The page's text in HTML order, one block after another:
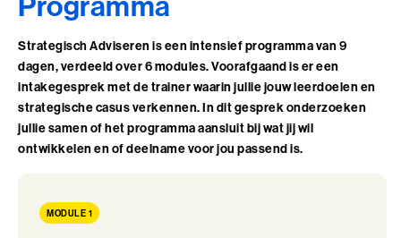
Perfectionisme in Balans (BaakBoost)
Persoonlijke Kracht
Persoonlijke Kracht (BaakBoost)
Professioneel Adviseren
Projectmanagement
een persoonlijk coachingsgesprek. Tussen de modules door
“Je zit regelmatig aan tafel met het MT of de directie. Je wilt meer
invloed hebben op de koers, steviger bijdragen aan strategische
keuzes en met meer lef werken aan je eigen signatuur als
Strategisch Adviseur. Dáár helpt dit programma je bij.” –
Engel, trainer Strategisch Adviseren
Na afloop beschik je over een verdiepend begrip van strategische
Strategisch Adviseren is een intensief programma van 9
dagen, verdeeld over 6 modules. Voorafgaand is er een
intakegesprek met de trainer waarin jullie jouw leerdoelen en
strategische casus verkennen. In dit gesprek onderzoeken
jullie samen of het programma aansluit bij wat jij wil
ontwikkelen en of deelname voor jou passend is.
MODULE 1